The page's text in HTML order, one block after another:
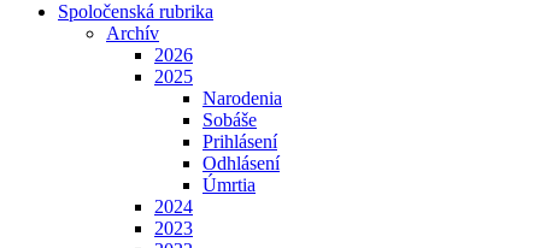
Spoločenská rubrika
Archív
2026
2025
Narodenia
Sobáše
Prihlásení
Odhlásení
Úmrtia
2024
2023